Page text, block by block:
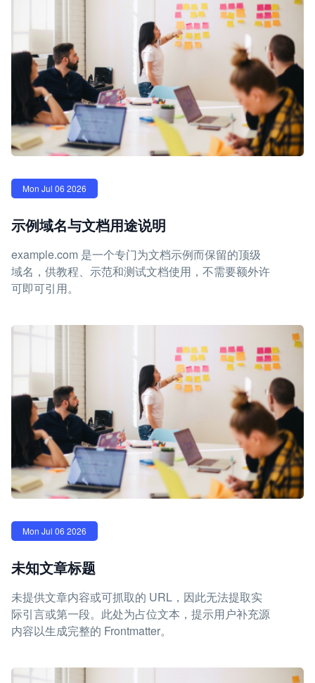
Mon Jul 06 2026
示例域名与文档用途说明
example.com 是一个专门为文档示例而保留的顶级
域名，供教程、示范和测试文档使用，不需要额外许
可即可引用。
Mon Jul 06 2026
未知文章标题
未提供文章内容或可抓取的 URL，因此无法提取实
际引言或第一段。此处为占位文本，提示用户补充源
内容以生成完整的 Frontmatter。